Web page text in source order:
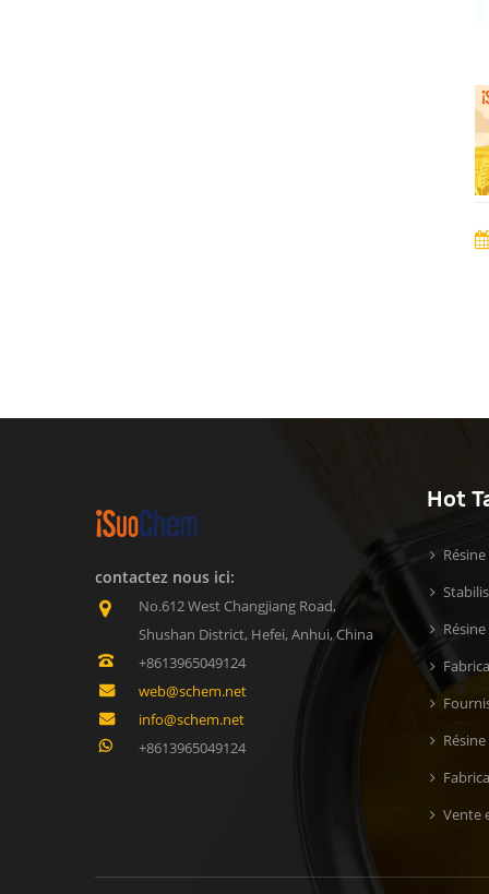
contactez nous ici:
No.612 West Changjiang Road,
Shushan District, Hefei, Anhui, China
+8613965049124
web@schem.net
info@schem.net
+8613965049124
Hot
Vente